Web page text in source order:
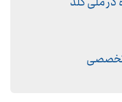
تخصصی